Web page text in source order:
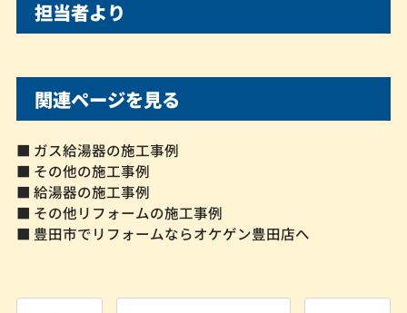
担当者より
関連ページを見る
■ ガス給湯器の施工事例
■ その他の施工事例
■ 給湯器の施工事例
■ その他リフォームの施工事例
■ 豊田市でリフォームならオケゲン豊田店へ